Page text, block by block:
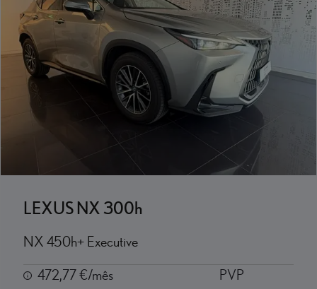
LEXUS NX 300h
NX 450h+ Executive
472,77 €/mês
PVP